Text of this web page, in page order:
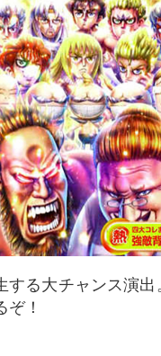
する大チャンス演出
！